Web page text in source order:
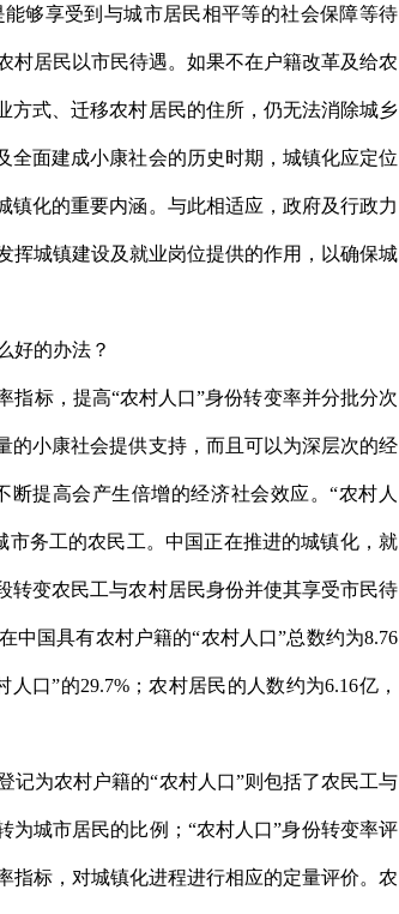
够享受到与城市居民相平等的社会保障等待
村居民以市民待遇。如果不在户籍改革及给农
方式、迁移农村居民的住所，仍无法消除城乡
全面建成小康社会的历史时期，城镇化应定位
镇化的重要内涵。与此相适应，政府及行政力
挥城镇建设及就业岗位提供的作用，以确保城
好的办法？
标，提高“农村人口”身份转变率并分批分次
的小康社会提供支持，而且可以为深层次的经
提高会产生倍增的经济社会效应。“农村人
务工的农民工。中国正在推进的城镇化，就
转变农民工与农村居民身份并使其享受市民待
中国具有农村户籍的“农村人口”总数约为8.76
口”的29.7%；农村居民的人数约为6.16亿，
为农村户籍的“农村人口”则包括了农民工与
为城市居民的比例；“农村人口”身份转变率评
指标，对城镇化进程进行相应的定量评价。农